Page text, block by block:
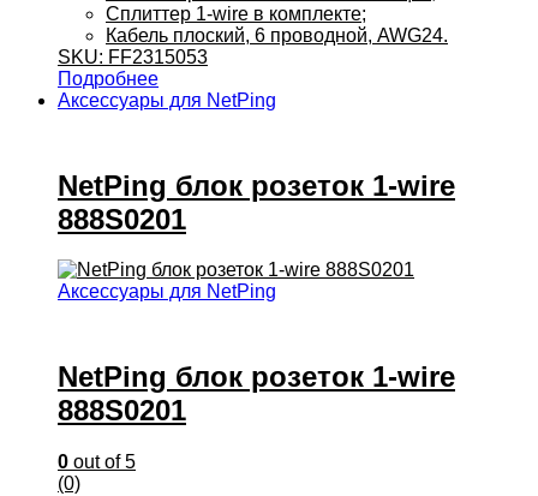
Сплиттер 1-wire в комплекте;
Кабель плоский, 6 проводной, AWG24.
SKU: FF2315053
Подробнее
Аксессуары для NetPing
NetPing блок розеток 1-wire
888S0201
Аксессуары для NetPing
NetPing блок розеток 1-wire
888S0201
0 out of 5
(0)